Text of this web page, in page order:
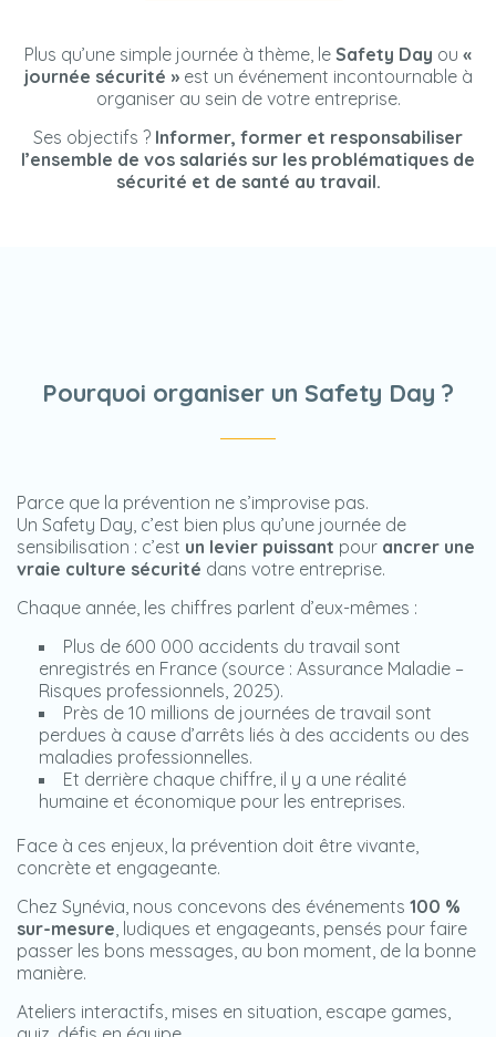
Plus qu’une simple journée à thème, le Safety Day ou «
journée sécurité »est un événement incontournable à
organiser au sein de votre entreprise.
Ses objectifs ? Informer, former et responsabiliser
l’ensemble de vos salariés sur les problématiques de
sécurité et de santé au travail.
Pourquoi organiser un Safety Day ?
Parce que la prévention ne s’improvise pas.
Un Safety Day, c’est bien plus qu’une journée de
sensibilisation : c’est un levier puissant pour ancrer une
vraie culture sécurité dans votre entreprise.
Chaque année, les chiffres parlent d’eux-mêmes :
Plus de 600 000 accidents du travail sont
enregistrés en France (source : Assurance Maladie –
Risques professionnels, 2025).
Près de 10 millions de journées de travail sont
perdues à cause d’arrêts liés à des accidents ou des
maladies professionnelles.
Et derrière chaque chiffre, il y a une réalité
humaine et économique pour les entreprises.
Face à ces enjeux, la prévention doit être vivante,
concrète et engageante.
Chez Synévia, nous concevons des événements 100 %
sur-mesure, ludiques et engageants, pensés pour faire
passer les bons messages, au bon moment, de la bonne
manière.
Ateliers interactifs, mises en situation, escape games,